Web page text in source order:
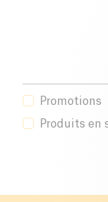
Promotions
Produits en